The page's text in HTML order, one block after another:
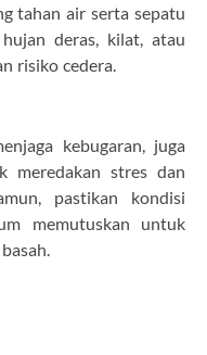
tahan air serta sepatu
deras, kilat, atau
risiko cedera.
kebugaran, juga
meredakan stres dan
pastikan kondisi
memutuskan untuk